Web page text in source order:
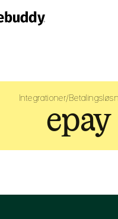
Integrationer/
epay